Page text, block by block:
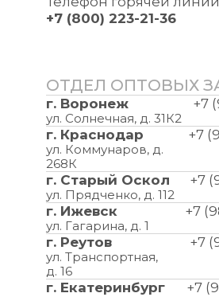
+7 (800) 223-21-36
ОТДЕЛ ОПТОВЫХ
г. Воронеж
ул. Солнечная, д. 31К2
+7
г. Краснодар
ул. Коммунаров, д.
268К
+7
г. Старый Оскол
ул. Прядченко, д. 112
+7
г. Ижевск
ул. Гагарина, д. 1
+7
г. Реутов
ул. Транспортная,
д. 16
+7
г. Екатеринбург +7